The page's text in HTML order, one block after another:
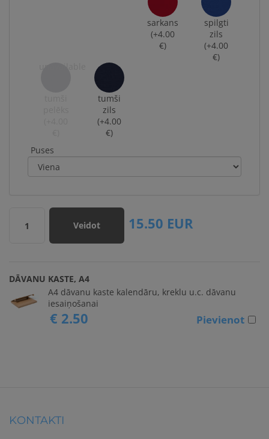
sarkans
(+4.00
€)
spilgti
zils
(+4.00
€)
tumši
zils
(+4.00
€)
Puses
1 Veidot 15.50 EUR
DĀVANU KASTE, A4
A4 dāvanu kaste kalendāru, kreklu u.c. dāvanu
iesaiņošanai
Pievienot
€ 2.50
KONTAKTI